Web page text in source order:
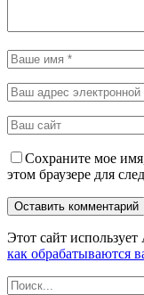
Сохраните мое
этом браузере для
Этот сайт
как обрабатываются